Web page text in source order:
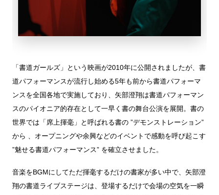
「書道ガールズ」という映画が2010年に公開されましたが、書
道パフォーマンスが流行し始める5年も前から書道パフォーマ
ンスを全国各地で実施しており、矢部澄翔は書道パフォーマン
スのパイオニア的存在として一早く書の舞台公演を展開。書の
世界では「席上揮毫」と呼ばれる書の ”デモンストレーション”
から 、オープニングや余興などのイベントで感動を呼び起こす
”魅せる書道パフォーマンス” を確立させました。
音楽をBGMにしてただ揮毫するだけの書家が多い中で、矢部澄
翔の書道ライブステージは、登場するだけで会場の空気を一瞬